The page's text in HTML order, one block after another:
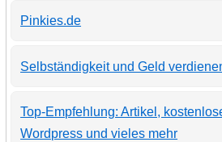
Pinkies.de
Selbständigkeit und Geld
Top-Empfehlung: Artikel,
Wordpress und vieles mehr